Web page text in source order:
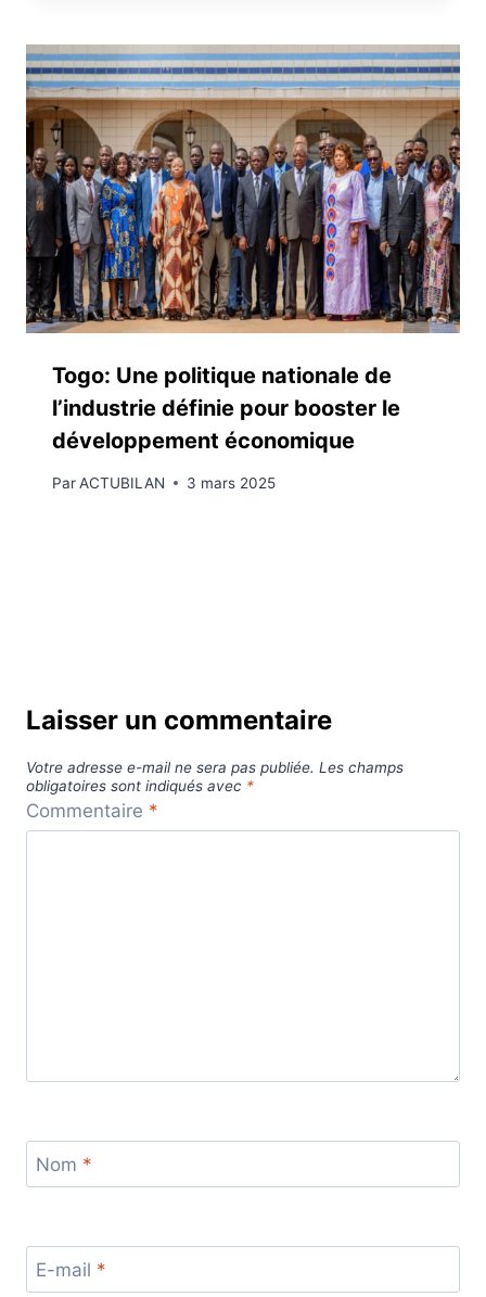
Togo: Une politique nationale de
l’industrie définie pour booster le
développement économique
ParACTUBILAN 3 mars 2025
Laisser un commentaire
Votre adresse e-mail ne sera pas publiée. Les champs
obligatoires sont indiqués avec *
Commentaire *
Nom *
E-mail *